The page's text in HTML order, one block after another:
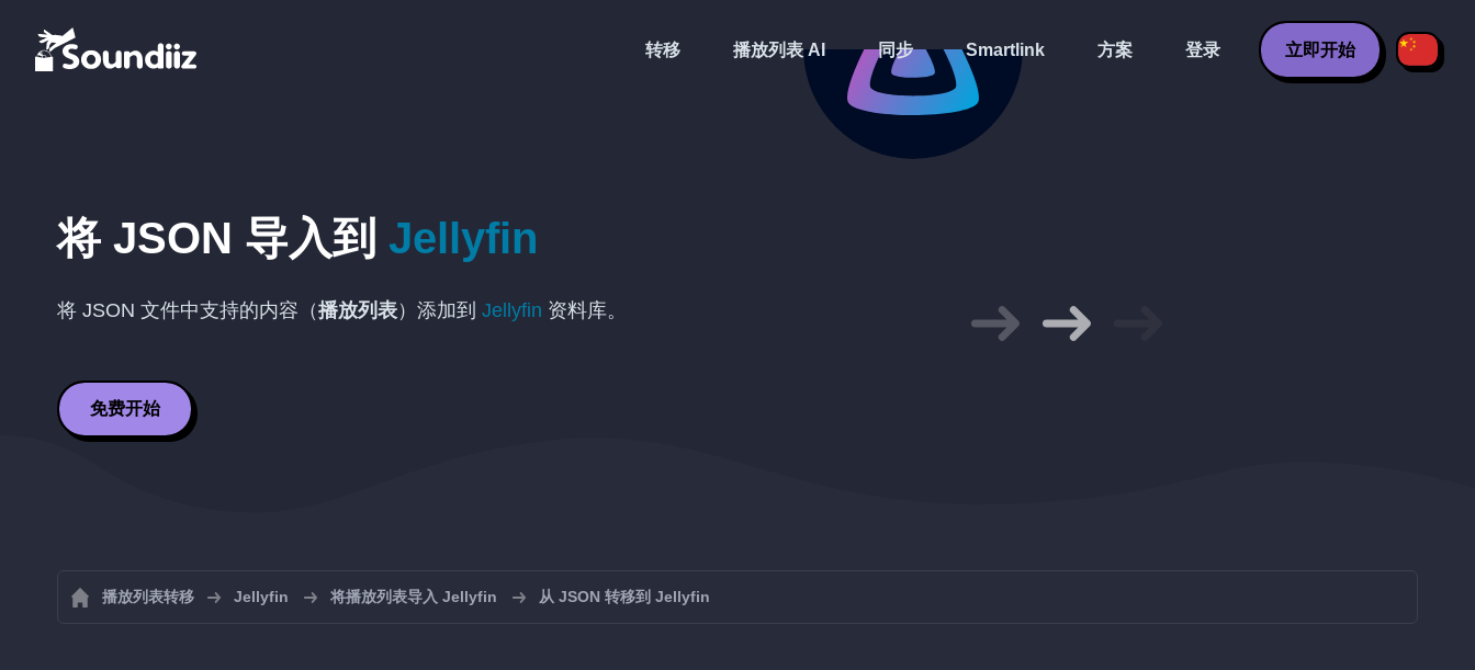
转移 播放列表 AI 同步 Smartlink 方案 登录 立即开始
将 JSON 导入到 Jellyfin
将 JSON 文件中支持的内容（播放列表）添加到 Jellyfin 资料库。
免费开始
播放列表转移 Jellyfin 将播放列表导入 Jellyfin 从 JSON 转移到 Jellyfin